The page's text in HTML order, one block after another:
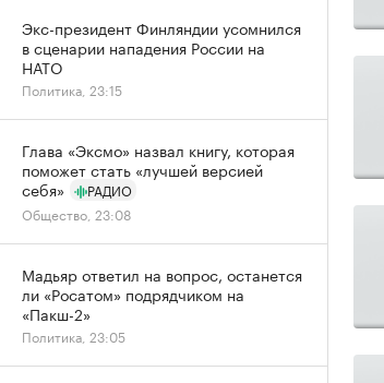
Экс-президент Финляндии усомнился
в сценарии нападения России на
НАТО
Политика, 23:15
Глава «Эксмо» назвал книгу, которая
поможет стать «лучшей версией
себя»
РАДИО
Общество, 23:08
Мадьяр ответил на вопрос, останется
ли «Росатом» подрядчиком на
«Пакш-2»
Политика, 23:05